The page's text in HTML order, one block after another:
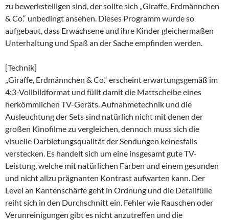
zu bewerkstelligen sind, der sollte sich „Giraffe, Erdmännchen
& Co.“ unbedingt ansehen. Dieses Programm wurde so
aufgebaut, dass Erwachsene und ihre Kinder gleichermaßen
Unterhaltung und Spaß an der Sache empfinden werden.
[Technik]
„Giraffe, Erdmännchen & Co.“ erscheint erwartungsgemäß im
4:3-Vollbildformat und füllt damit die Mattscheibe eines
herkömmlichen TV-Geräts. Aufnahmetechnik und die
Ausleuchtung der Sets sind natürlich nicht mit denen der
großen Kinofilme zu vergleichen, dennoch muss sich die
visuelle Darbietungsqualität der Sendungen keinesfalls
verstecken. Es handelt sich um eine insgesamt gute TV-
Leistung, welche mit natürlichen Farben und einem gesunden
und nicht allzu prägnanten Kontrast aufwarten kann. Der
Level an Kantenschärfe geht in Ordnung und die Detailfülle
reiht sich in den Durchschnitt ein. Fehler wie Rauschen oder
Verunreinigungen gibt es nicht anzutreffen und die